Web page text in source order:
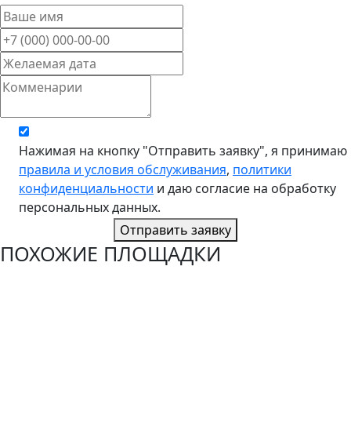
Нажимая на кнопку "Отправить заявку", я принимаю
правила и условия обслуживания, политики
конфиденциальности и даю согласие на обработку
персональных данных.
Отправить заявку
ПОХОЖИЕ ПЛОЩАДКИ